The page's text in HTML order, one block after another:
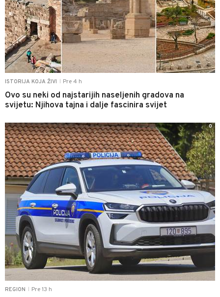
ISTORIJA KOJA ŽIVI Pre 4 h
Ovo su neki od najstarijih naseljenih gradova na
svijetu: Njihova tajna i dalje fascinira svijet
REGION Pre 13 h
0